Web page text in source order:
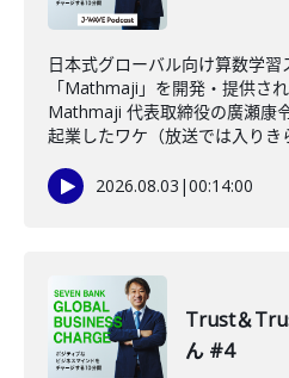
日本式グローバル向け算数学習
「Mathmaji」を開発・提供さ
Mathmaji 代表取締役の廣瀬康
起業したワケ（放送では入りき
2026.08.03 |00:14:00
Trust＆
ん #4